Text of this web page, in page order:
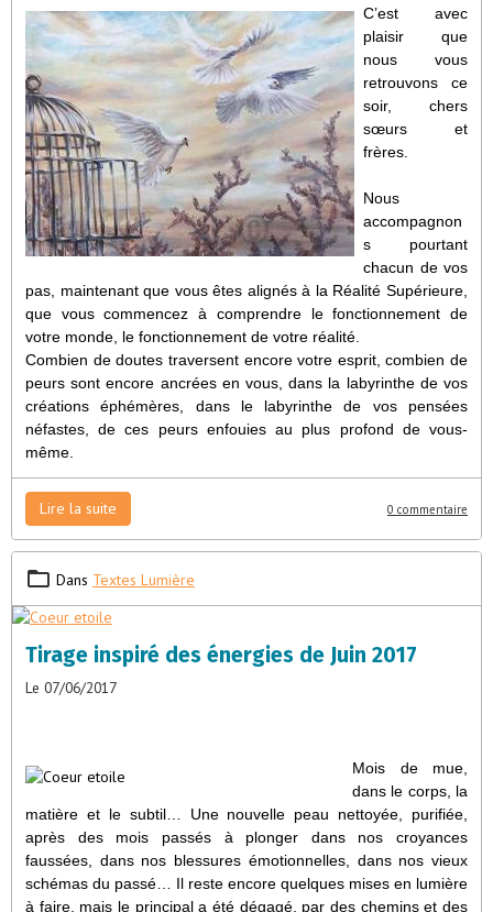
C’est avec
plaisir que
nous vous
retrouvons ce
soir, chers
sœurs et
frères.
Nous
accompagnon
s pourtant
chacun de vos
pas, maintenant que vous êtes alignés à la Réalité Supérieure,
que vous commencez à comprendre le fonctionnement de
votre monde, le fonctionnement de votre réalité.
Combien de doutes traversent encore votre esprit, combien de
peurs sont encore ancrées en vous, dans la labyrinthe de vos
créations éphémères, dans le labyrinthe de vos pensées
néfastes, de ces peurs enfouies au plus profond de vous-
même.
Lire la suite 0 commentaire
Dans Textes Lumière
Tirage inspiré des énergies de Juin 2017
Le 07/06/2017
Mois de mue,
dans le corps, la
matière et le subtil… Une nouvelle peau nettoyée, purifiée,
après des mois passés à plonger dans nos croyances
faussées, dans nos blessures émotionnelles, dans nos vieux
schémas du passé… Il reste encore quelques mises en lumière
à faire, mais le principal a été dégagé, par des chemins et des